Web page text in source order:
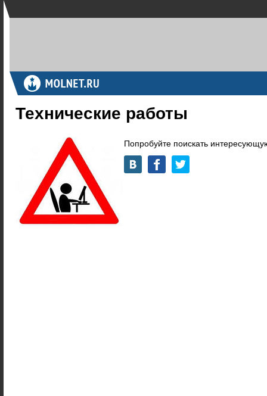
Технические работы
Попробуйте поискать